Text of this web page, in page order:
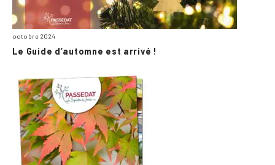
octobre 2024
Le Guide d’automne est arrivé !